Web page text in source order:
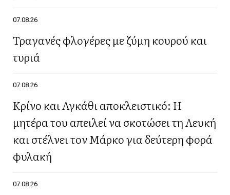
07.08.26
Τραγανές φλογέρες με ζύμη κουρού και
τυριά
07.08.26
Κρίνο και Αγκάθι αποκλειστικό: Η
μητέρα του απειλεί να σκοτώσει τη Λευκή
και στέλνει τον Μάρκο για δεύτερη φορά
φυλακή
07.08.26